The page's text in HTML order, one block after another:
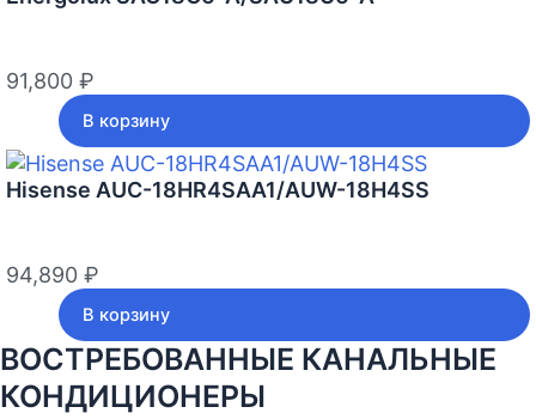
91,800 ₽
В корзину
Hisense AUC-18HR4SAA1/AUW-18H4SS
94,890 ₽
В корзину
ВОСТРЕБОВАННЫЕ КАНАЛЬНЫЕ
КОНДИЦИОНЕРЫ